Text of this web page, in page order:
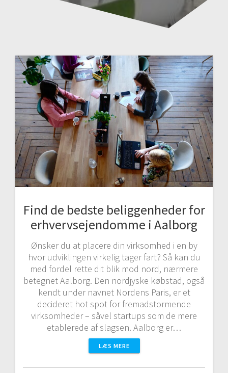
Find de bedste beliggenheder for
erhvervsejendomme i Aalborg
Ønsker du at placere din virksomhed i en by
hvor udviklingen virkelig tager fart? Så kan du
med fordel rette dit blik mod nord, nærmere
betegnet Aalborg. Den nordjyske købstad, også
kendt under navnet Nordens Paris, er et
decideret hot spot for fremadstormende
virksomheder – såvel startups som de mere
etablerede af slagsen. Aalborg er…
LÆS MERE